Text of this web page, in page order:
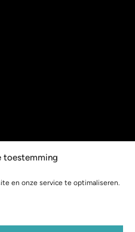
toestemming
en onze service te optimaliseren.